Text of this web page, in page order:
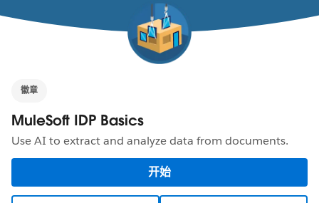
徽章
MuleSoft IDP Basics
Use AI to extract and analyze data from documents.
开始